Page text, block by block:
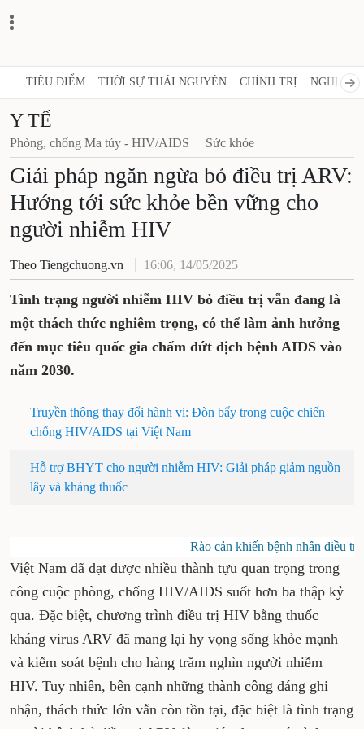
TIÊU ĐIỂM THỜI SỰ THÁI NGUYÊN CHÍNH TRỊ NGHỊ
Y TẾ
Phòng, chống Ma túy - HIV/AIDS Sức khỏe
Giải pháp ngăn ngừa bỏ điều trị ARV:
Hướng tới sức khỏe bền vững cho
người nhiễm HIV
Theo Tiengchuong.vn 16:06, 14/05/2025
Tình trạng người nhiễm HIV bỏ điều trị vẫn đang là
một thách thức nghiêm trọng, có thể làm ảnh hưởng
đến mục tiêu quốc gia chấm dứt dịch bệnh AIDS vào
năm 2030.
Truyền thông thay đổi hành vi: Đòn bẩy trong cuộc chiến
chống HIV/AIDS tại Việt Nam
Hỗ trợ BHYT cho người nhiễm HIV: Giải pháp giảm nguồn
lây và kháng thuốc
Rào cản khiến bệnh nhân điều
Việt Nam đã đạt được nhiều thành tựu quan trọng trong
công cuộc phòng, chống HIV/AIDS suốt hơn ba thập kỷ
qua. Đặc biệt, chương trình điều trị HIV bằng thuốc
kháng virus ARV đã mang lại hy vọng sống khỏe mạnh
và kiểm soát bệnh cho hàng trăm nghìn người nhiễm
HIV. Tuy nhiên, bên cạnh những thành công đáng ghi
nhận, thách thức lớn vẫn còn tồn tại, đặc biệt là tình trạng